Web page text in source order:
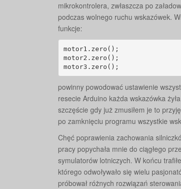
mikrokontrolera, zwłaszcza po
podczas wolnego ruchu wskazówek.
funkcje:
motor1.zero();
motor2.zero();
motor3.zero();
powinny powodować ustawienie
resecie Arduino każda wskazówka
szczęście gdy już zmusiłem je to
po zamknięciu programu wszystkie
Chęć poprawienia zachowania
pracy popychała mnie do ciągłego
symulatorów lotniczych. W końcu
którego odwoływało się wielu
próbował różnych rozwiązań